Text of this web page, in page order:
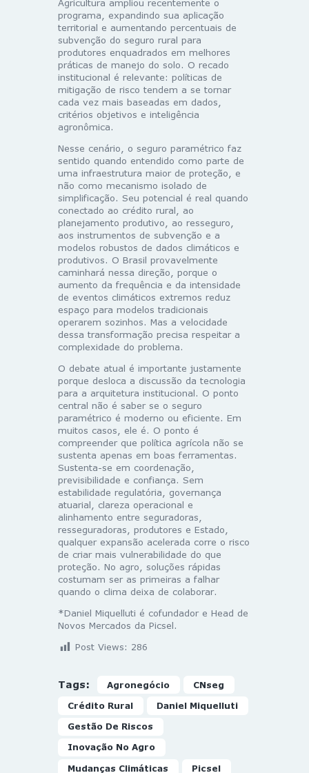
Agricultura ampliou recentemente o
programa, expandindo sua aplicação
territorial e aumentando percentuais de
subvenção do seguro rural para
produtores enquadrados em melhores
práticas de manejo do solo. O recado
institucional é relevante: políticas de
mitigação de risco tendem a se tornar
cada vez mais baseadas em dados,
critérios objetivos e inteligência
agronômica.
Nesse cenário, o seguro paramétrico faz
sentido quando entendido como parte de
uma infraestrutura maior de proteção, e
não como mecanismo isolado de
simplificação. Seu potencial é real quando
conectado ao crédito rural, ao
planejamento produtivo, ao resseguro,
aos instrumentos de subvenção e a
modelos robustos de dados climáticos e
produtivos. O Brasil provavelmente
caminhará nessa direção, porque o
aumento da frequência e da intensidade
de eventos climáticos extremos reduz
espaço para modelos tradicionais
operarem sozinhos. Mas a velocidade
dessa transformação precisa respeitar a
complexidade do problema.
O debate atual é importante justamente
porque desloca a discussão da tecnologia
para a arquitetura institucional. O ponto
central não é saber se o seguro
paramétrico é moderno ou eficiente. Em
muitos casos, ele é. O ponto é
compreender que política agrícola não se
sustenta apenas em boas ferramentas.
Sustenta-se em coordenação,
previsibilidade e confiança. Sem
estabilidade regulatória, governança
atuarial, clareza operacional e
alinhamento entre seguradoras,
resseguradoras, produtores e Estado,
qualquer expansão acelerada corre o risco
de criar mais vulnerabilidade do que
proteção. No agro, soluções rápidas
costumam ser as primeiras a falhar
quando o clima deixa de colaborar.
*Daniel Miquelluti é cofundador e Head de
Novos Mercados da Picsel.
Post Views: 286
Tags: Agronegócio CNseg
Crédito Rural Daniel Miquelluti
Gestão De Riscos
Inovação No Agro
Mudanças Climáticas Picsel